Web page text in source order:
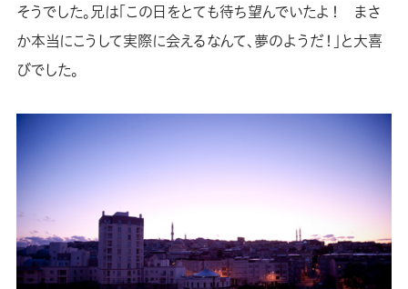
そうでした。兄は「この日をとても待ち望んでいたよ！ まさ
か本当にこうして実際に会えるなんて、夢のようだ！」と大喜
びでした。